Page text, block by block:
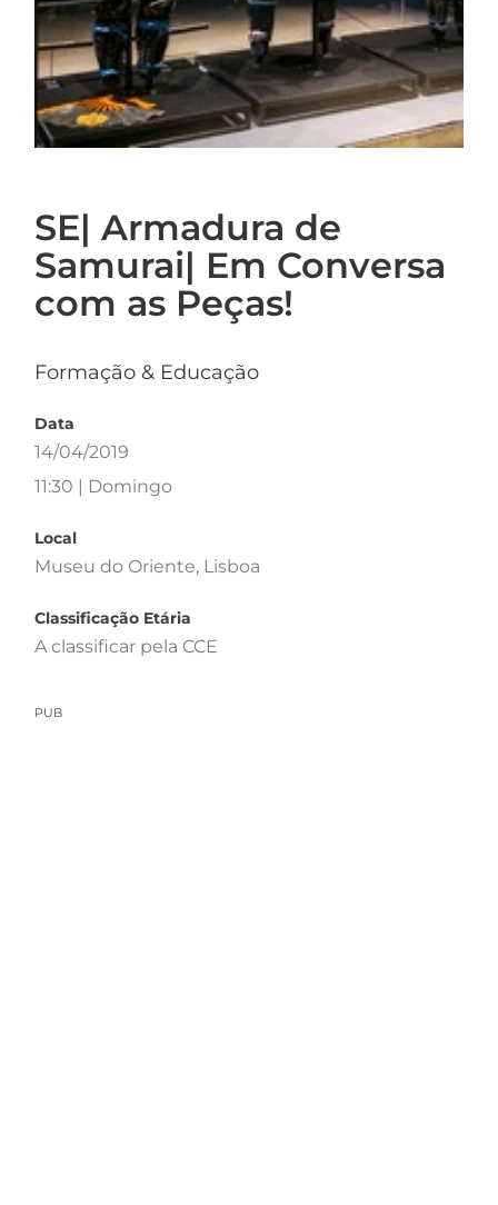
SE| Armadura de
Samurai| Em Conversa
com as Peças!
Formação & Educação
Data
14/04/2019
11:30 | Domingo
Local
Museu do Oriente, Lisboa
Classificação Etária
A classificar pela CCE
PUB